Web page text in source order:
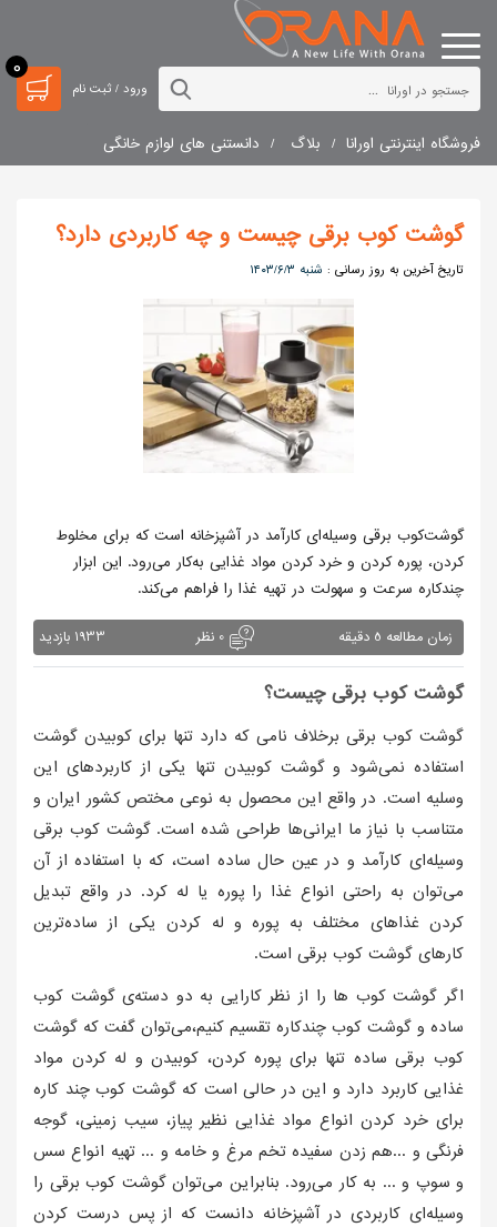
ورود / ثبت نام
0
فروشگاه اینترنتی اورانا بلاگ دانستنی های لوازم خانگی
گوشت کوب برقی چیست و چه کاربردی دارد؟
تاریخ آخرین به روز رسانی : ۱۴۰۳/۶/۳ شنبه
گوشت‌کوب برقی وسیله‌ای کارآمد در آشپزخانه است که برای مخلوط
کردن، پوره کردن و خرد کردن مواد غذایی به‌کار می‌رود. این ابزار
چندکاره سرعت و سهولت در تهیه غذا را فراهم می‌کند.
زمان مطالعه 5 دقیقه 0 نظر 1933 بازدید
گوشت کوب برقی چیست؟
گوشت کوب برقی برخلاف نامی که دارد تنها برای کوبیدن گوشت
استفاده نمی‌شود و گوشت کوبیدن تنها یکی از کاربردهای این
وسلیه است. در واقع این محصول به نوعی مختص کشور ایران و
متناسب با نیاز ما ایرانی‌ها طراحی شده است. گوشت کوب برقی
وسیله‌ای کارآمد و در عین حال ساده است، که با استفاده از آن
می‌توان به راحتی انواع غذا را پوره یا له کرد. در واقع تبدیل
کردن غذاهای مختلف به پوره و له کردن یکی از ساده‌ترین
کارهای گوشت کوب برقی است.
اگر گوشت کوب ها را از نظر کارایی به دو دسته‌ی گوشت کوب
ساده و گوشت کوب چندکاره تقسیم کنیم،می‌توان گفت که گوشت
کوب برقی ساده تنها برای پوره کردن، کوبیدن و له کردن مواد
غذایی کاربرد دارد و این در حالی است که گوشت کوب چند کاره
برای خرد کردن انواع مواد غذایی نظیر پیاز، سیب زمینی، گوجه
فرنگی و ...هم زدن سفیده تخم مرغ و خامه و ... تهیه انواع سس
و سوپ و ... به کار می‌رود. بنابراین می‌توان گوشت کوب برقی را
وسیله‌ای کاربردی در آشپزخانه دانست که از پس درست کردن